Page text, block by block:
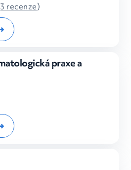
3 recenze)
praxe a